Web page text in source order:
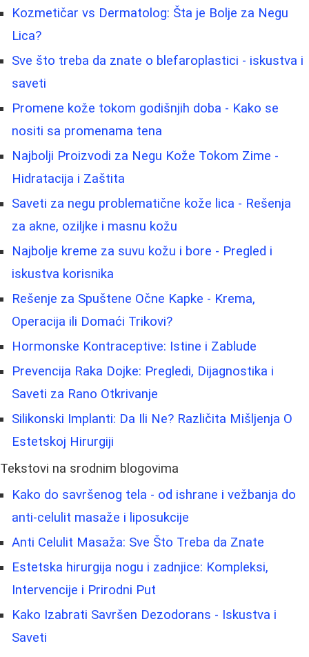
Kozmetičar vs Dermatolog: Šta je Bolje za Negu
Lica?
Sve što treba da znate o blefaroplastici - iskustva i
saveti
Promene kože tokom godišnjih doba - Kako se
nositi sa promenama tena
Najbolji Proizvodi za Negu Kože Tokom Zime -
Hidratacija i Zaštita
Saveti za negu problematične kože lica - Rešenja
za akne, oziljke i masnu kožu
Najbolje kreme za suvu kožu i bore - Pregled i
iskustva korisnika
Rešenje za Spuštene Očne Kapke - Krema,
Operacija ili Domaći Trikovi?
Hormonske Kontraceptive: Istine i Zablude
Prevencija Raka Dojke: Pregledi, Dijagnostika i
Saveti za Rano Otkrivanje
Silikonski Implanti: Da Ili Ne? Različita Mišljenja O
Estetskoj Hirurgiji
Tekstovi na srodnim blogovima
Kako do savršenog tela - od ishrane i vežbanja do
anti‑celulit masaže i liposukcije
Anti Celulit Masaža: Sve Što Treba da Znate
Estetska hirurgija nogu i zadnjice: Kompleksi,
Intervencije i Prirodni Put
Kako Izabrati Savršen Dezodorans - Iskustva i
Saveti